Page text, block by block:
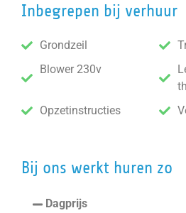
Inbegrepen bij verhuur
Grondzeil
Blower 230v
Opzetinstructies
Bij ons werkt huren zo
Dagprijs